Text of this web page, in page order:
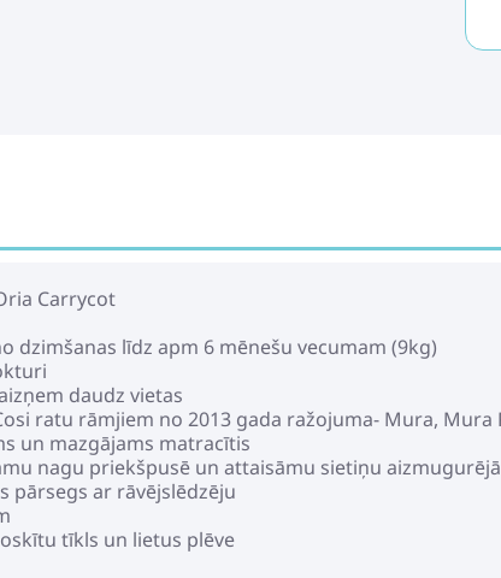
Carrycot
dzimšanas līdz apm 6 mēnešu vecumam (9kg)
daudz vietas
ratu rāmjiem no 2013 gada ražojuma- Mura, Mura
un mazgājams matracītis
nagu priekšpusē un attaisāmu sietiņu
pārsegs ar rāvējslēdzēju
tīkls un lietus plēve